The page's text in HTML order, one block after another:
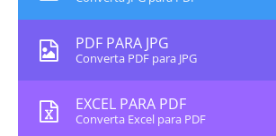
PDF PARA JPG
Converta PDF para JPG
EXCEL PARA PDF
Converta Excel para PDF